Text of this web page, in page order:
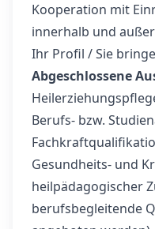
Kooperation mit
innerhalb und
Ihr Profil / Sie
Abgeschlossene
Berufs- bzw.
Gesundheits- und
heilpädagogischer
berufsbegleitende